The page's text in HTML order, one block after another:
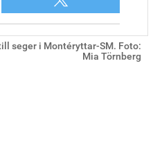
seger i Montéryttar-SM. Foto:
Mia Törnberg